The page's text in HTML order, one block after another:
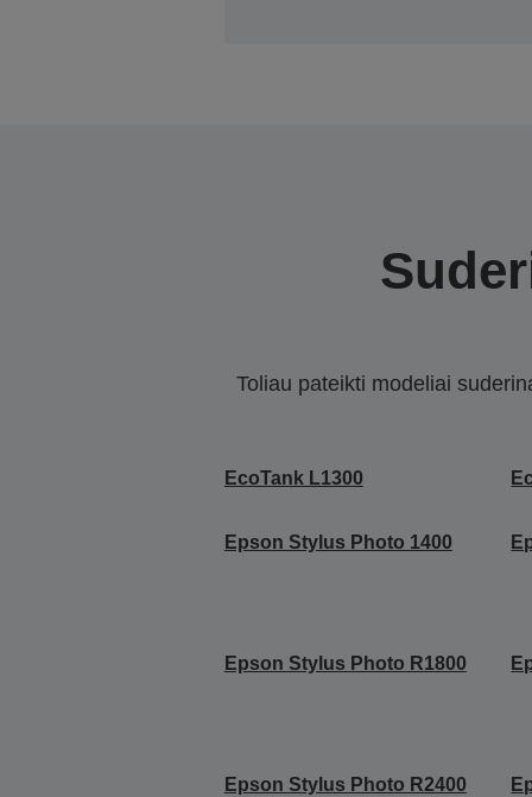
Toliau pateikti modeliai
EcoTank L1300
Epson Stylus Photo 1400
Epson Stylus Photo R1800
Epson Stylus Photo R2400